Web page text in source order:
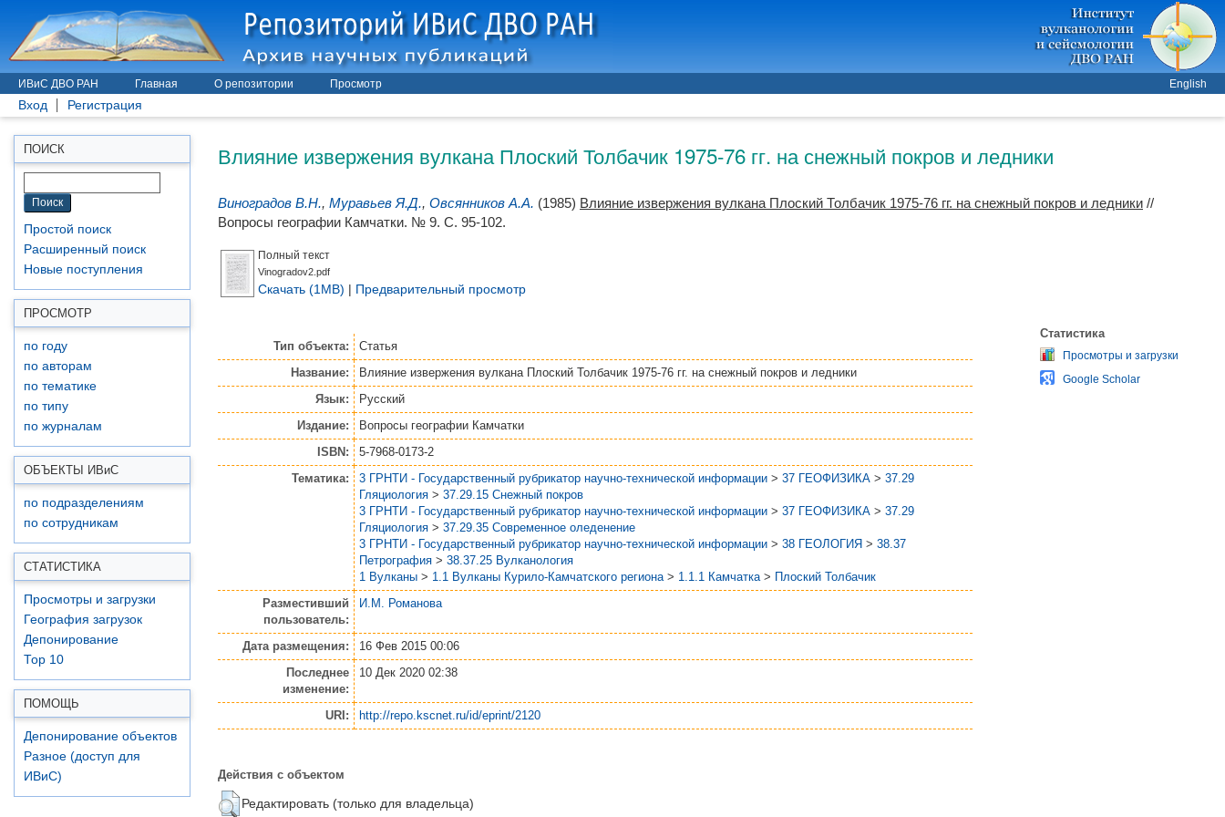
ИВиС ДВО РАН Главная О репозитории Просмотр English
Вход Регистрация
ПОИСК
Простой поиск
Расширенный поиск
Новые поступления
ПРОСМОТР
по году
по авторам
по тематике
по типу
по журналам
ОБЪЕКТЫ ИВиС
по подразделениям
по сотрудникам
СТАТИСТИКА
Просмотры и загрузки
География загрузок
Депонирование
Top 10
ПОМОЩЬ
Депонирование объектов
Разное (доступ для
ИВиС)
Влияние извержения вулкана Плоский Толбачик 1975-76 гг. на снежный покров и ледники
Виноградов В.Н., Муравьев Я.Д., Овсянников А.А. (1985) Влияние извержения вулкана Плоский Толбачик 1975-76 гг. на снежный покров и ледники //
Вопросы географии Камчатки. № 9. С. 95-102.
Полный текст
Vinogradov2.pdf
Скачать (1MB) | Предварительный просмотр
Тип объекта:
Статья
Название:
Влияние извержения вулкана Плоский Толбачик 1975-76 гг. на снежный покров и ледники
Язык:
Русский
Издание:
Вопросы географии Камчатки
ISBN:
5-7968-0173-2
Тематика:
3 ГРНТИ - Государственный рубрикатор научно-технической информации > 37 ГЕОФИЗИКА > 37.29
Гляциология > 37.29.15 Снежный покров
3 ГРНТИ - Государственный рубрикатор научно-технической информации > 37 ГЕОФИЗИКА > 37.29
Гляциология > 37.29.35 Современное оледенение
3 ГРНТИ - Государственный рубрикатор научно-технической информации > 38 ГЕОЛОГИЯ > 38.37
Петрография > 38.37.25 Вулканология
1 Вулканы > 1.1 Вулканы Курило-Камчатского региона > 1.1.1 Камчатка > Плоский Толбачик
Разместивший
пользователь:
И.М. Романова
Дата размещения:
16 Фев 2015 00:06
Последнее
изменение:
10 Дек 2020 02:38
URI: http://repo.kscnet.ru/id/eprint/2120
Действия с объектом
Редактировать (только для владельца)
Статистика
Просмотры и загрузки
Google Scholar